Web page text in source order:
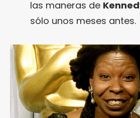
las maneras de
sólo unos meses antes.